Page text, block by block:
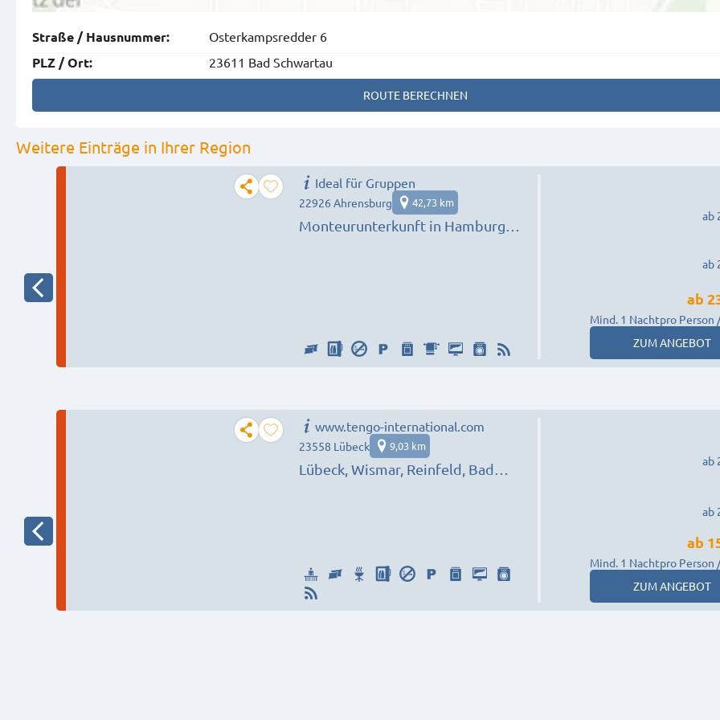
Straße / Hausnummer: Osterkampsredder 6
PLZ /Ort: 23611 Bad Schwartau
ROUTE BERECHNEN
Weitere Einträge in Ihrer Region
Monteurunterkunft in Hamburg
22926 Ahrensburg 42,73 km
Ideal für Gruppen
ab
ab
Mind. 1 Nacht
ab
pro Person
ZUM ANGEBOT
Lübeck, Wismar, Reinfeld, Bad
23558 Lübeck 9,03 km
www.tengo-international.com
ab
ab
Mind. 1 Nacht
ab
pro Person
ZUM ANGEBOT